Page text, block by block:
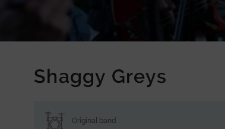
Shaggy Greys
Original band